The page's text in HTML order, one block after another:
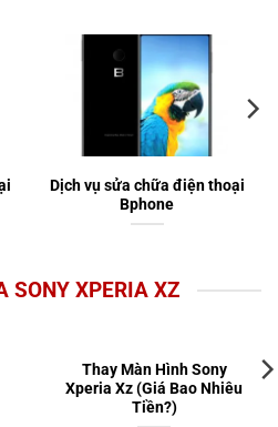
Dịch vụ sửa chữa điện thoại
Bphone
SONY XPERIA XZ
Thay Màn Hình Sony
Xperia Xz (Giá Bao Nhiêu
Tiền?)